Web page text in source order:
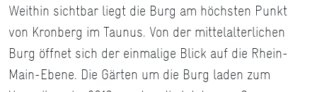
Weithin sichtbar liegt die Burg am höchsten Punkt
von Kronberg im Taunus. Von der mittelalterlichen
Burg öffnet sich der einmalige Blick auf die Rhein-
Main-Ebene. Die Gärten um die Burg laden zum